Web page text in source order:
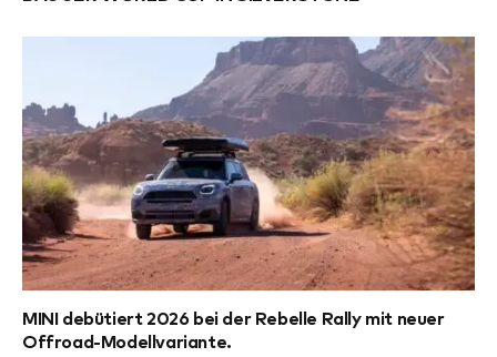
MINI debütiert 2026 bei der Rebelle Rally mit neuer
Offroad-Modellvariante.